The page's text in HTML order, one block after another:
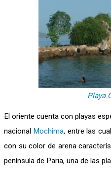
Playa
El oriente cuenta con playas
nacional Mochima, entre las
con su color de arena
península de Paria, una de las